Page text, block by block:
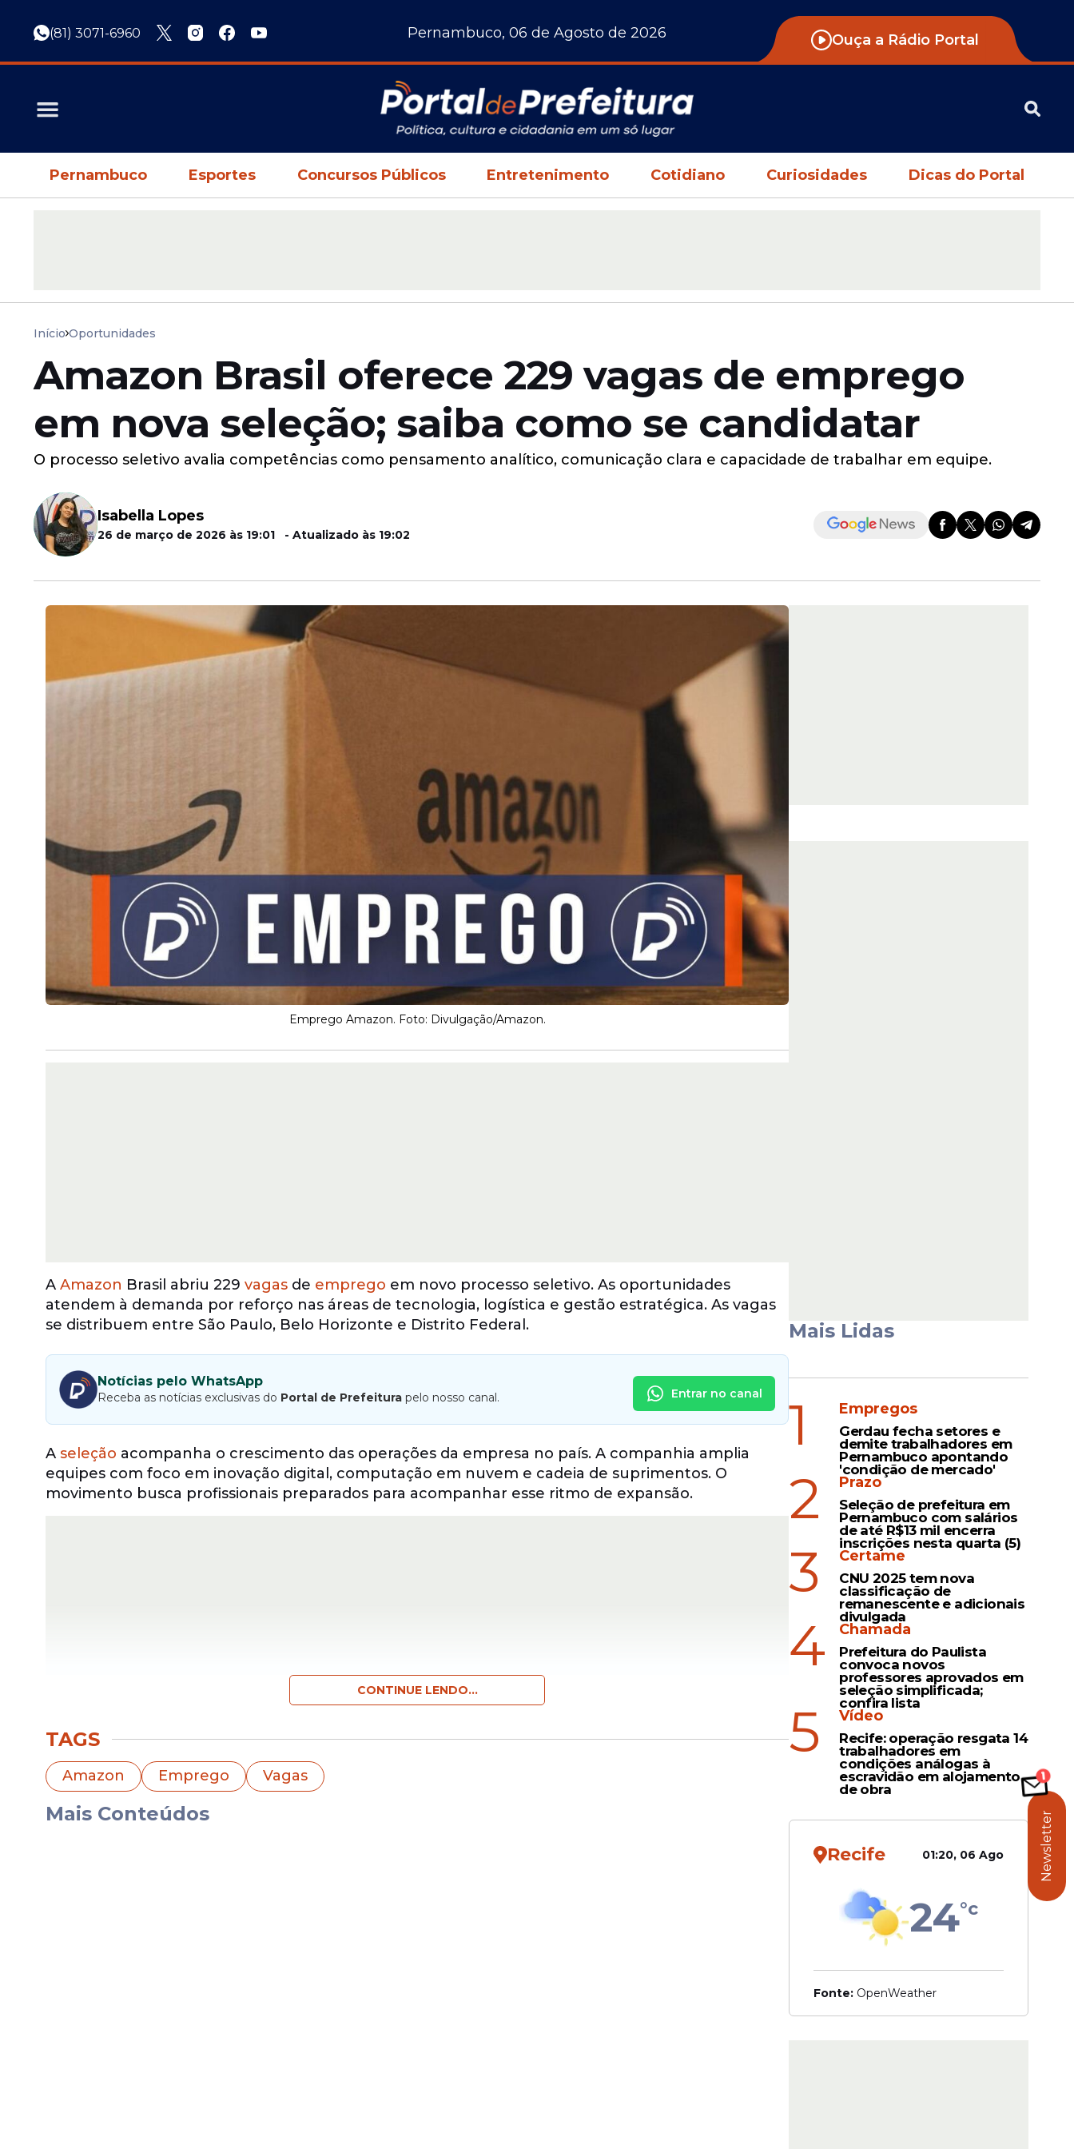
(81) 3071-6960 Pernambuco, 06 de Agosto de 2026 Ouça a Rádio Portal
Pernambuco Esportes Concursos Públicos Entretenimento Cotidiano Curiosidades Dicas do Portal
Início Oportunidades
Amazon Brasil oferece 229 vagas de emprego
em nova seleção; saiba como se candidatar
O processo seletivo avalia competências como pensamento analítico, comunicação clara e capacidade de trabalhar em equipe.
Isabella Lopes
26 de março de 2026 às 19:01 - Atualizado às 19:02
Emprego Amazon. Foto: Divulgação/Amazon.
A Amazon Brasil abriu 229 vagas de emprego em novo processo seletivo. As oportunidades
atendem à demanda por reforço nas áreas de tecnologia, logística e gestão estratégica. As vagas
se distribuem entre São Paulo, Belo Horizonte e Distrito Federal.
Notícias pelo WhatsApp
Receba as notícias exclusivas do Portal de Prefeitura pelo nosso canal. Entrar no canal
A seleção acompanha o crescimento das operações da empresa no país. A companhia amplia
equipes com foco em inovação digital, computação em nuvem e cadeia de suprimentos. O
movimento busca profissionais preparados para acompanhar esse ritmo de expansão.
Vagas disponíveis
A empresa
oferece oportunidades em diferentes níveis e áreas. Entre os cargos disponíveis estão
Tax & Category Vendor Manager, Analista de Operações em Campo, Speed Program Manager,
Gerente de Contas em Startups e Supply Chain.
CONTINUE LENDO...
TAGS
Amazon Emprego Vagas
Mais Conteúdos
Mais Lidas
1 Empregos
Gerdau fecha setores e
demite trabalhadores em
Pernambuco apontando
'condição de mercado'
2 Prazo
Seleção de prefeitura em
Pernambuco com salários
de até R$13 mil encerra
inscrições nesta quarta (5)
3 Certame
CNU 2025 tem nova
classificação de
remanescente e adicionais
divulgada
4 Chamada
Prefeitura do Paulista
convoca novos
professores aprovados em
seleção simplificada;
confira lista
5 Vídeo
Recife: operação resgata 14
trabalhadores em
condições análogas à
escravidão em alojamento
de obra
Recife 01:20, 06 Ago
24°c
Fonte: OpenWeather
Newsletter